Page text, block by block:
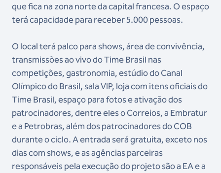
que fica na zona norte da capital francesa. O espaço
terá capacidade para receber 5.000 pessoas.
O local terá palco para shows, área de convivência,
transmissões ao vivo do Time Brasil nas
competições, gastronomia, estúdio do Canal
Olímpico do Brasil, sala VIP, loja com itens oficiais do
Time Brasil, espaço para fotos e ativação dos
patrocinadores, dentre eles o Correios, a Embratur
e a Petrobras, além dos patrocinadores do COB
durante o ciclo. A entrada será gratuita, exceto nos
dias com shows, e as agências parceiras
responsáveis pela execução do projeto são a EA e a